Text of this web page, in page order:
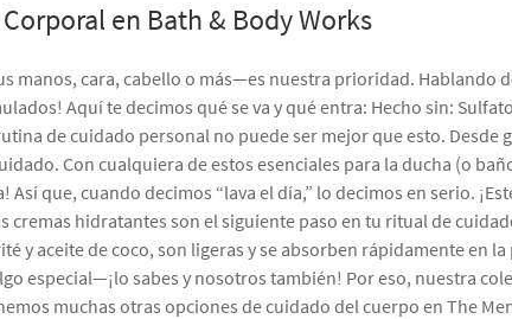
en Bath & Body Works
manos, cara, cabello o más—es nuestra prioridad. Hablando
Aquí te decimos qué se va y qué entra: Hecho sin:
de cuidado personal no puede ser mejor que esto. Desde
Con cualquiera de estos esenciales para la ducha (o
que, cuando decimos “lava el día,” lo decimos en serio.
cremas hidratantes son el siguiente paso en tu ritual de
aceite de coco, son ligeras y se absorben rápidamente en
especial—¡lo sabes y nosotros también! Por eso, nuestra
muchas otras opciones de cuidado del cuerpo en The